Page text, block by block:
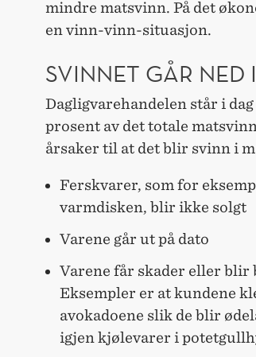
mindre matsvinn. På det
en vinn-vinn-situasjon.
SVINNET GÅR NED
Dagligvarehandelen står i
prosent av det totale
årsaker til at det blir svinn i
Ferskvarer, som for
varmdisken, blir ikke solgt
Varene går ut på dato
Varene får skader eller blir
Eksempler er at kundene
avokadoene slik de blir
igjen kjølevarer i